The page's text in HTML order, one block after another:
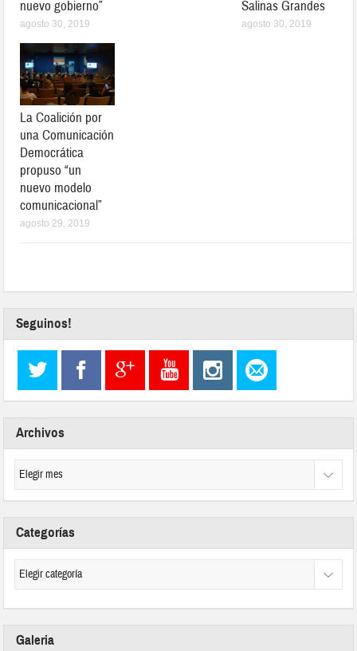
nuevo gobierno”
agosto 30, 2019
Salinas Grandes
agosto 30, 2019
La Coalición por
una Comunicación
Democrática
propuso “un
nuevo modelo
comunicacional”
agosto 29, 2019
Seguinos!
Archivos
Categorías
Galeria